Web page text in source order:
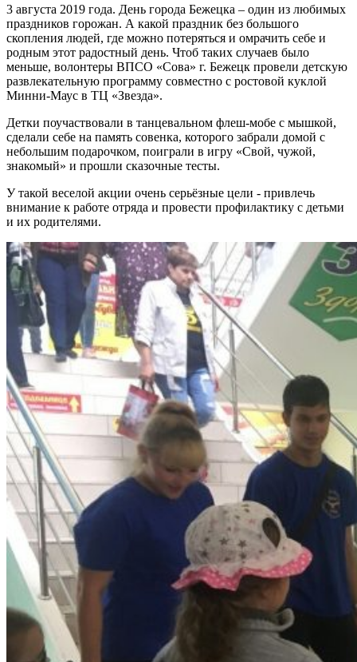
3 августа 2019 года. День города Бежецка – один из любимых
праздников горожан. А какой праздник без большого
скопления людей, где можно потеряться и омрачить себе и
родным этот радостный день. Чтоб таких случаев было
меньше, волонтеры ВПСО «Сова» г. Бежецк провели детскую
развлекательную программу совместно с ростовой куклой
Минни-Маус в ТЦ «Звезда».
Детки поучаствовали в танцевальном флеш-мобе с мышкой,
сделали себе на память совенка, которого забрали домой с
небольшим подарочком, поиграли в игру «Свой, чужой,
знакомый» и прошли сказочные тесты.
У такой веселой акции очень серьёзные цели - привлечь
внимание к работе отряда и провести профилактику с детьми
и их родителями.